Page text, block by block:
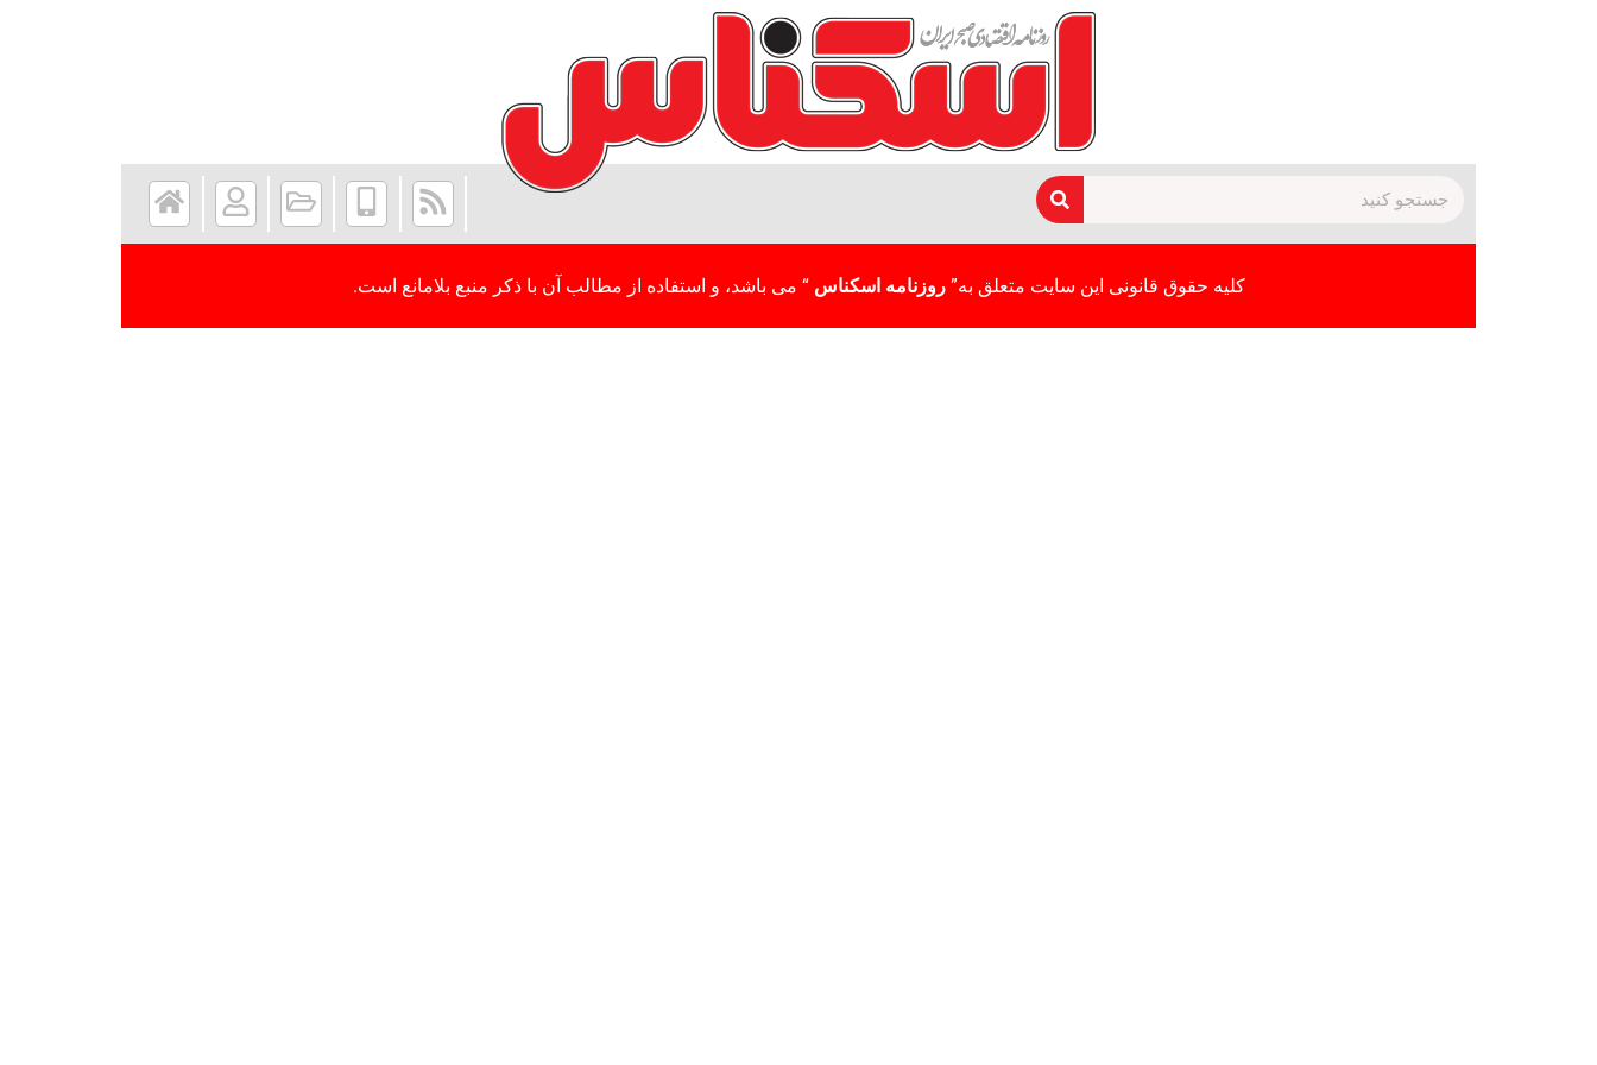
کلیه حقوق قانونی این سایت متعلق به”روزنامه اسکناس “ می باشد، و استفاده از مطالب آن با ذکر منبع بلامانع است.